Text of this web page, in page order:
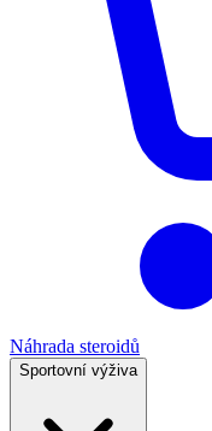
Náhrada steroidů
Sportovní výživa